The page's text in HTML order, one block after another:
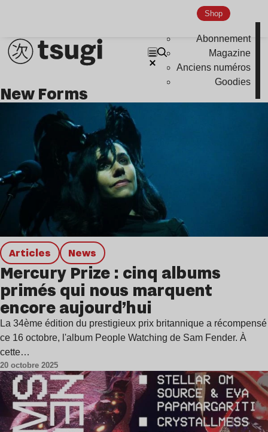
Shop
Abonnement
Magazine
Anciens numéros
Goodies
New Forms
Articles news
Mercury Prize : cinq albums
primés qui nous marquent
encore aujourd’hui
La 34ème édition du prestigieux prix britannique a récompensé
ce 16 octobre, l'album People Watching de Sam Fender. À
cette…
20 octobre 2025